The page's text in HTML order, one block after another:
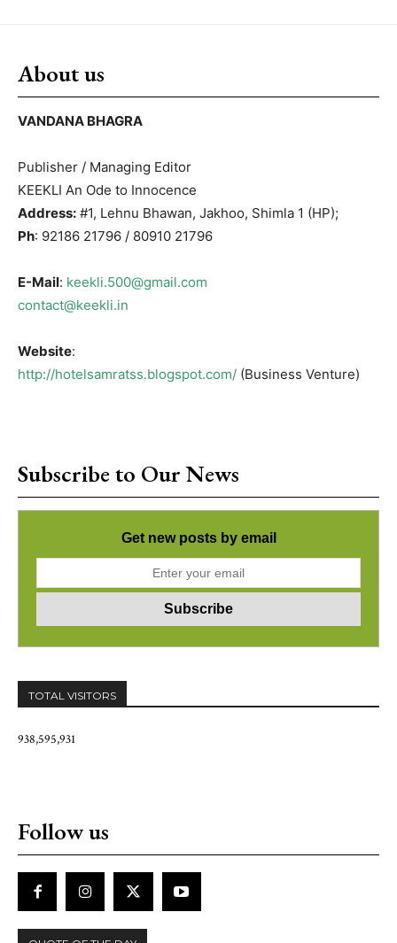
About us
VANDANA BHAGRA
Publisher / Managing Editor
KEEKLI An Ode to Innocence
Address: #1, Lehnu Bhawan, Jakhoo, Shimla 1 (HP);
Ph: 92186 21796 / 80910 21796
E-Mail: keekli.500@gmail.com
contact@keekli.in
Website:
http://hotelsamratss.blogspot.com/ (Business Venture)
Subscribe to Our News
Get new posts by email
TOTAL VISITORS
938,595,931
Follow us